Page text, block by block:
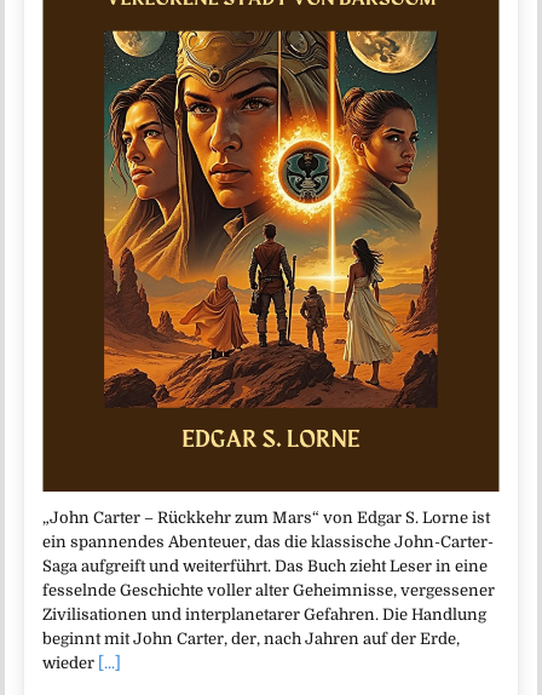
„John Carter – Rückkehr zum Mars“ von Edgar S. Lorne ist
ein spannendes Abenteuer, das die klassische John-Carter-
Saga aufgreift und weiterführt. Das Buch zieht Leser in eine
fesselnde Geschichte voller alter Geheimnisse, vergessener
Zivilisationen und interplanetarer Gefahren. Die Handlung
beginnt mit John Carter, der, nach Jahren auf der Erde,
wieder [...]